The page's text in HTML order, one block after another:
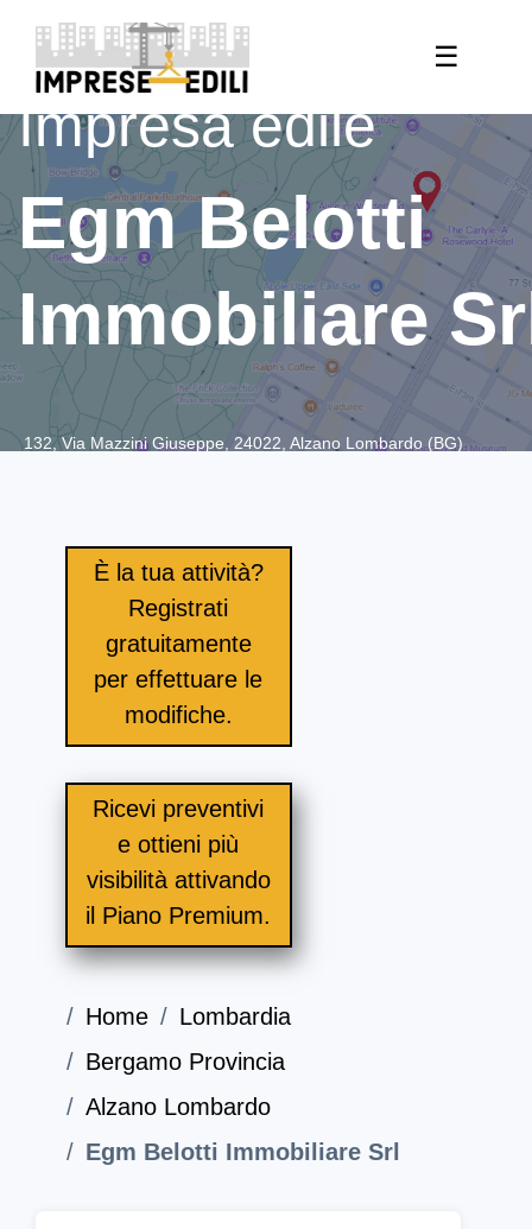
☰
Impresa edile
Egm Belotti
Immobiliare
132, Via Mazzini Giuseppe, 24022, Alzano Lombardo (BG)
È la tua attività?
Registrati
gratuitamente
per effettuare le
modifiche.
Ricevi preventivi
e ottieni più
visibilità attivando
il Piano Premium.
Home
Lombardia
Bergamo Provincia
Alzano Lombardo
Egm Belotti Immobiliare Srl